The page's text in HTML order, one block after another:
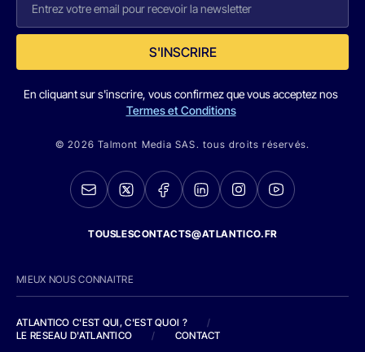
S'INSCRIRE
En cliquant sur s'inscrire, vous confirmez que vous acceptez nos
Termes et Conditions
© 2026 Talmont Media SAS. tous droits réservés.
TOUSLESCONTACTS@ATLANTICO.FR
MIEUX NOUS CONNAITRE
ATLANTICO C'EST QUI, C'EST QUOI ?
/
LE RESEAU D'ATLANTICO
/ CONTACT